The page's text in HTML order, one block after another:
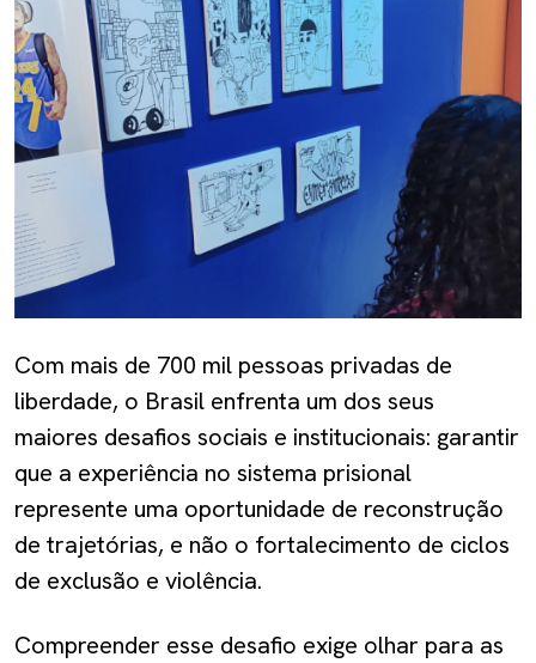
Com mais de 700 mil pessoas privadas de
liberdade, o Brasil enfrenta um dos seus
maiores desafios sociais e institucionais: garantir
que a experiência no sistema prisional
represente uma oportunidade de reconstrução
de trajetórias, e não o fortalecimento de ciclos
de exclusão e violência.
Compreender esse desafio exige olhar para as